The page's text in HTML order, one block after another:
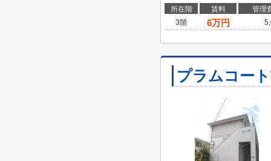
所在階 賃料
管理
3階
6万円
プラムコー